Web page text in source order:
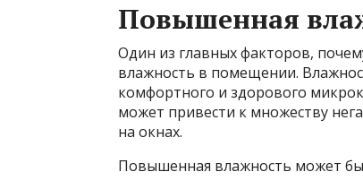
Повышенная
Один из главных факторов,
влажность в помещении.
комфортного и здорового
может привести к множеству
на окнах.
Повышенная влажность может